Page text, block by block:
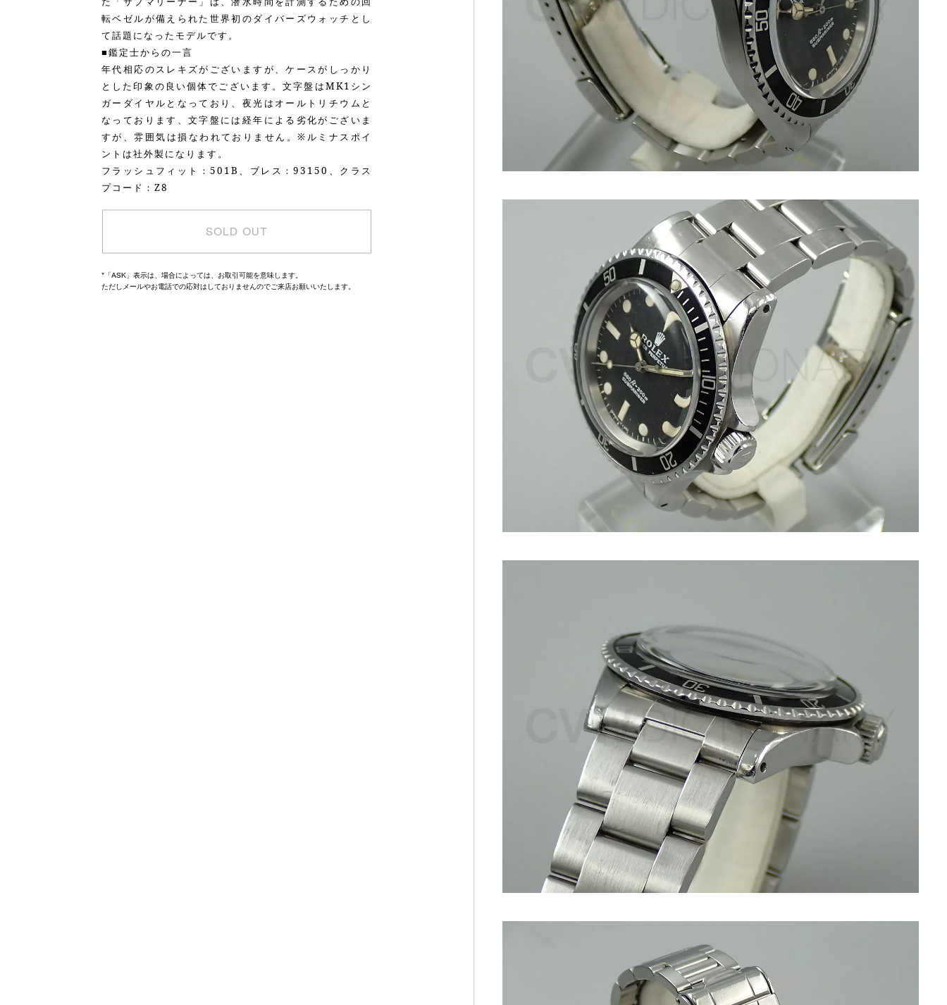
転ベゼルが備えられた世界初のダイバーズウォッチとし
て話題になったモデルです。
■鑑定士からの一言
年代相応のスレキズがございますが、ケースがしっかり
とした印象の良い個体でございます。文字盤はMK1シン
ガーダイヤルとなっており、夜光はオールトリチウムと
なっております、文字盤には経年による劣化がございま
すが、雰囲気は損なわれておりません。※ルミナスポイ
ントは社外製になります。
フラッシュフィット：501B、ブレス：93150、クラス
プコード：Z8
SOLD OUT
*「ASK」表示は、場合によっては、お取引可能を意味します。
ただしメールやお電話での応対はしておりませんのでご来店お願いいたします。